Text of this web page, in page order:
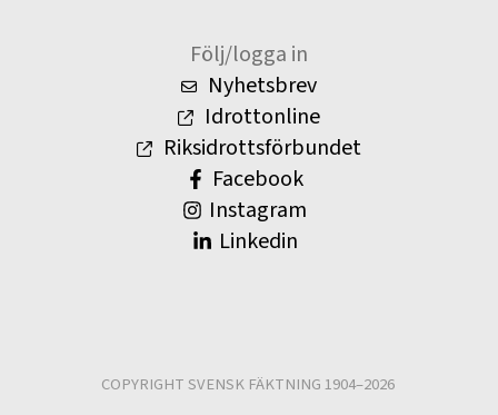
Följ/logga in
Nyhetsbrev
Idrottonline
Riksidrottsförbundet
Facebook
Instagram
Linkedin
COPYRIGHT SVENSK FÄKTNING 1904–2026